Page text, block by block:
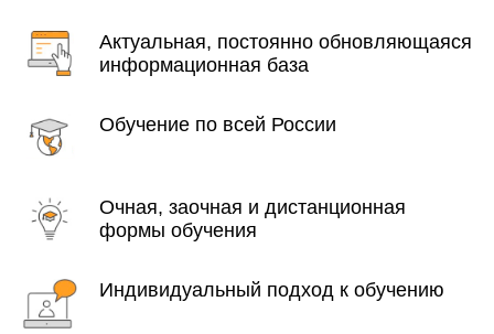
Актуальная, постоянно обновляющаяся
информационная база
Обучение по всей России
Очная, заочная и дистанционная
формы обучения
Индивидуальный подход к обучению